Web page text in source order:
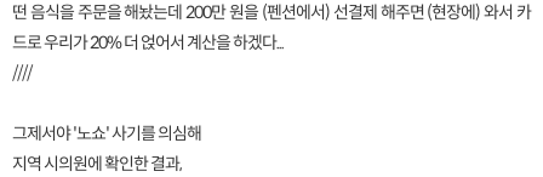
떤 음식을 주문을 해놨는데 200만 원을 (펜션에서) 선결제 해주면 (현장에) 와서 카
드로 우리가 20% 더 얹어서 계산을 하겠다...
////
그제서야 '노쇼' 사기를 의심해
지역 시의원에 확인한 결과,